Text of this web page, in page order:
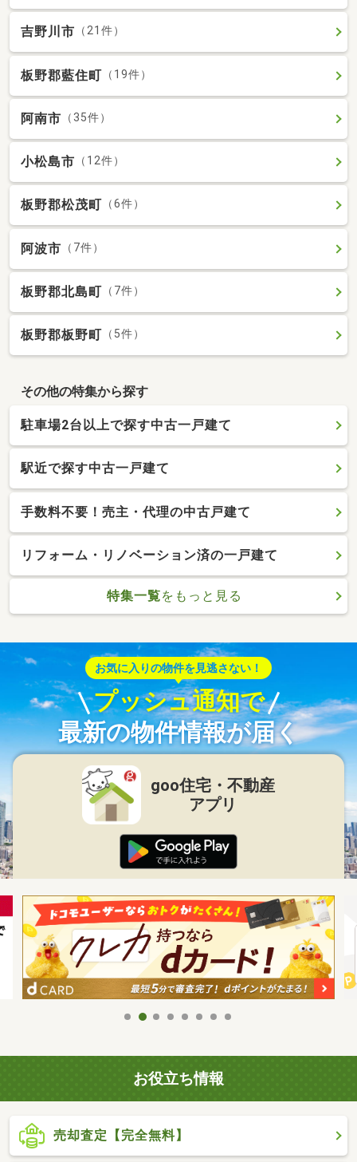
吉野川市 （21件）
板野郡藍住町 （19件）
阿南市 （35件）
小松島市 （12件）
板野郡松茂町 （6件）
阿波市 （7件）
板野郡北島町 （7件）
板野郡板野町 （5件）
その他の特集から探す
駐車場2台以上で探す中古一戸建て
駅近で探す中古一戸建て
手数料不要！売主・代理の中古戸建て
リフォーム・リノベーション済の一戸建て
特集一覧をもっと見る
お気に入りの物件を見逃さない！
プッシュ通知で
最新の物件情報が届く
goo住宅・不動産
アプリ
お役立ち情報
売却査定【完全無料】